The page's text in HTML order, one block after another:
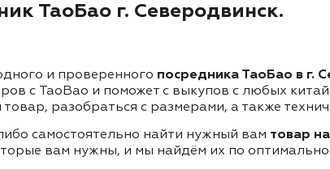
ТаоБао г. Северодвинск.
и проверенного посредника ТаоБао в г.
с TaoBao и поможет с выкупов с любых
товар, разобраться с размерами, а также
самостоятельно найти нужный вам товар
вам нужны, и мы найдём их по